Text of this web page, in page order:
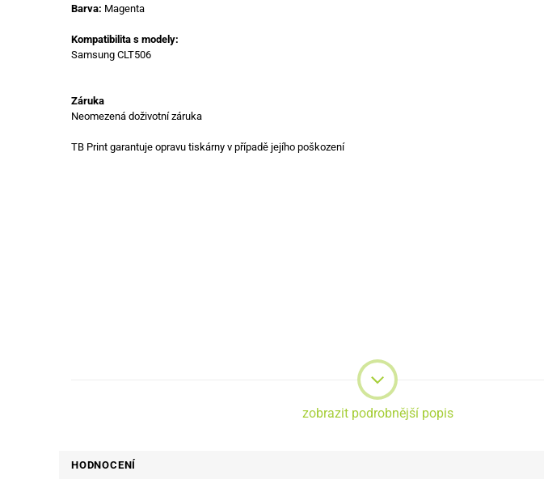
Barva: Magenta
Kompatibilita s modely:
Samsung CLT506
Záruka
Neomezená doživotní záruka
TB Print garantuje opravu tiskárny v případě jejího poškození
zobrazit podrobnější popis
HODNOCENÍ